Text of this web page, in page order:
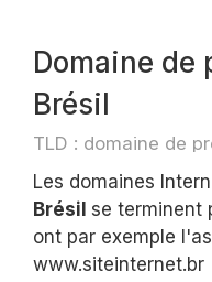
Domaine de
Brésil
TLD : domaine de
Les domaines
Brésil se terminent
ont par exemple
www.siteinternet.br